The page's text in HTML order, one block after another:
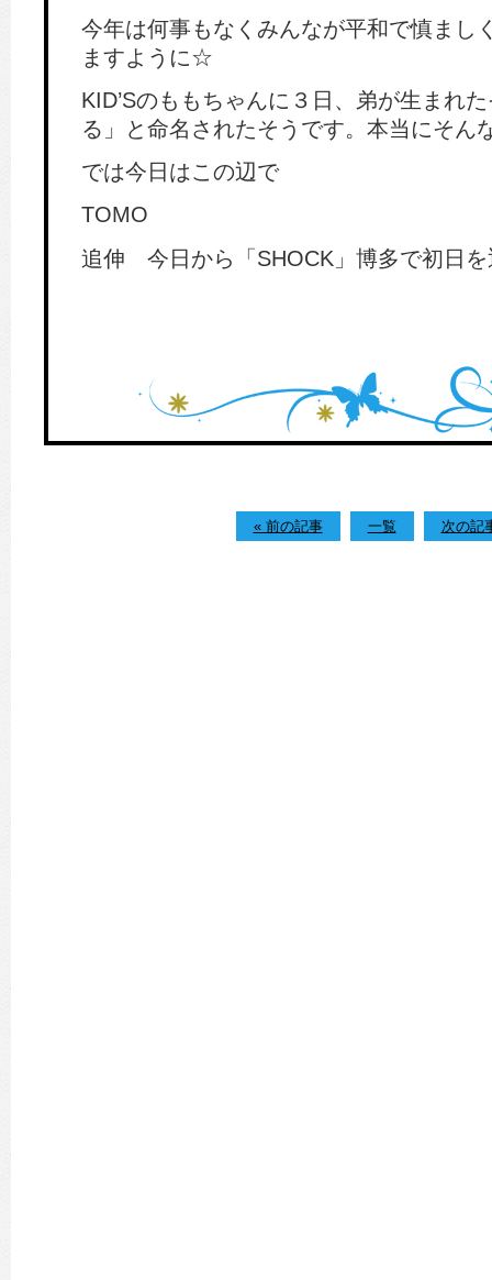
今年は何事もなくみんなが平和で慎まし
ますように☆
KID’Sのももちゃんに３日、弟が生まれ
る」と命名されたそうです。本当にそん
では今日はこの辺で
TOMO
追伸 今日から「SHOCK」博多で初日を
« 前の記事 一覧 次の記